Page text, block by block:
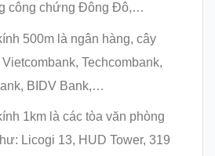
công chứng Đông Đô,…
500m là ngân hàng, cây
Vietcombank, Techcombank,
BIDV Bank,…
1km là các tòa văn phòng
Licogi 13, HUD Tower, 319